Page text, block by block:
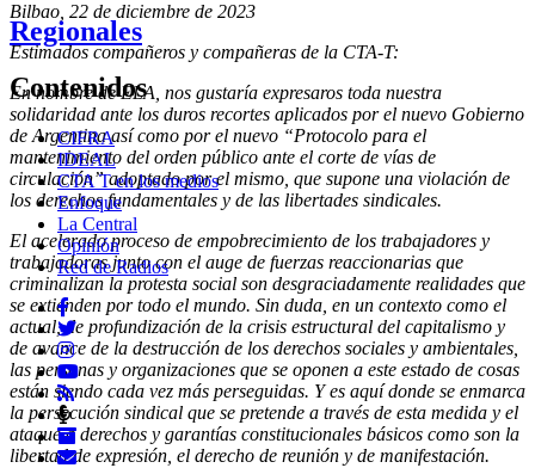
Bilbao, 22 de diciembre de 2023
Estimados compañeros y compañeras de la CTA-T:
En nombre de ELA, nos gustaría expresaros toda nuestra
solidaridad ante los duros recortes aplicados por el nuevo Gobierno
de Argentina así como por el nuevo “Protocolo para el
mantenimiento del orden público ante el corte de vías de
circulación” adoptado por el mismo, que supone una violación de
los derechos fundamentales y de las libertades sindicales.
El acelerado proceso de empobrecimiento de los trabajadores y
trabajadoras junto con el auge de fuerzas reaccionarias que
criminalizan la protesta social son desgraciadamente realidades que
se extienden por todo el mundo. Sin duda, en un contexto como el
actual, de profundización de la crisis estructural del capitalismo y
de avance de la destrucción de los derechos sociales y ambientales,
las personas y organizaciones que se oponen a este estado de cosas
están siendo cada vez más perseguidas. Y es aquí donde se enmarca
la persecución sindical que se pretende a través de esta medida y el
ataque a derechos y garantías constitucionales básicos como son la
libertad de expresión, el derecho de reunión y de manifestación.
Regionales
Contenidos
CIFRA
IDEAL
CTA T en los medios
Enfoque
La Central
Opinión
Red de Radios